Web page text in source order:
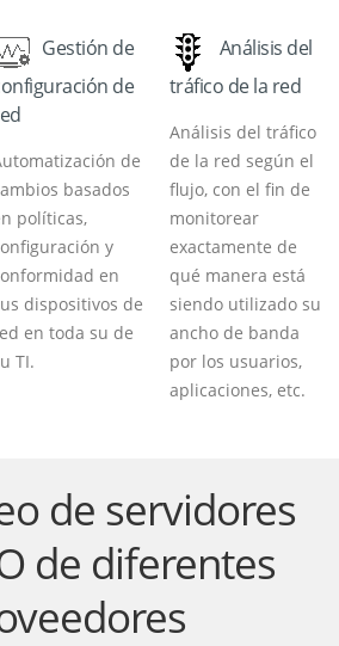
Gestión de
de
de
basados
políticas,
y
en
dispositivos de
en toda su de
TI.
Análisis del
tráfico de la red
Análisis del tráfico
de la red según el
flujo, con el fin de
monitorear
exactamente de
qué manera está
siendo utilizado su
ancho de banda
por los usuarios,
aplicaciones, etc.
de servidores
de diferentes